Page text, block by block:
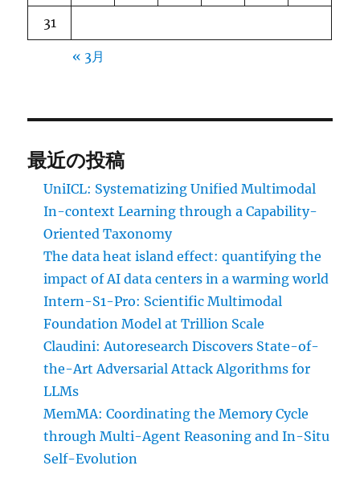
31
« 3月
最近の投稿
UniICL: Systematizing Unified Multimodal
In-context Learning through a Capability-
Oriented Taxonomy
The data heat island effect: quantifying the
impact of AI data centers in a warming world
Intern-S1-Pro: Scientific Multimodal
Foundation Model at Trillion Scale
Claudini: Autoresearch Discovers State-of-
the-Art Adversarial Attack Algorithms for
LLMs
MemMA: Coordinating the Memory Cycle
through Multi-Agent Reasoning and In-Situ
Self-Evolution